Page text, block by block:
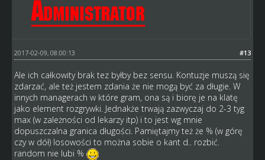
#13
2017-02-09, 08:00:13
Ale ich całkowity brak tez byłby bez sensu. Kontuzje muszą się
zdarzać, ale też jestem zdania że nie mogą być za długie. W
innych managerach w które gram, ona są i biorę je na klatę
jako element rozgrywki. Jednakże trwają zazwyczaj do 2-3 tyg
max (w zależności od lekarzy itp) i to jest wg mnie
dopuszczalna granica długości. Pamiętajmy też że % (w górę
czy w dół) losowości to można sobie o kant d.. rozbić.
random nie lubi %